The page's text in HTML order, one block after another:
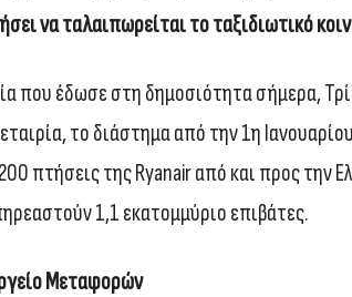
να ταλαιπωρείται το ταξιδιωτικό
που έδωσε στη δημοσιότητα σήμερα,
το διάστημα από την 1η
πτήσεις της Ryanair από και προς την
1,1 εκατομμύριο επιβάτες.
Μεταφορών